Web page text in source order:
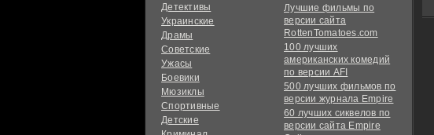
Детективы
Украинские
Драмы
Советские
Ужасы
Боевики
Мюзиклы
Спортивные
Детские
Лучшие фильмы по
версии сайта
RottenTomatoes.com
100 лучших
американских комедий
по версии AFI
500 лучших фильмов по
версии журнала Empire
60 лучших сиквелов по
версии сайта Empire